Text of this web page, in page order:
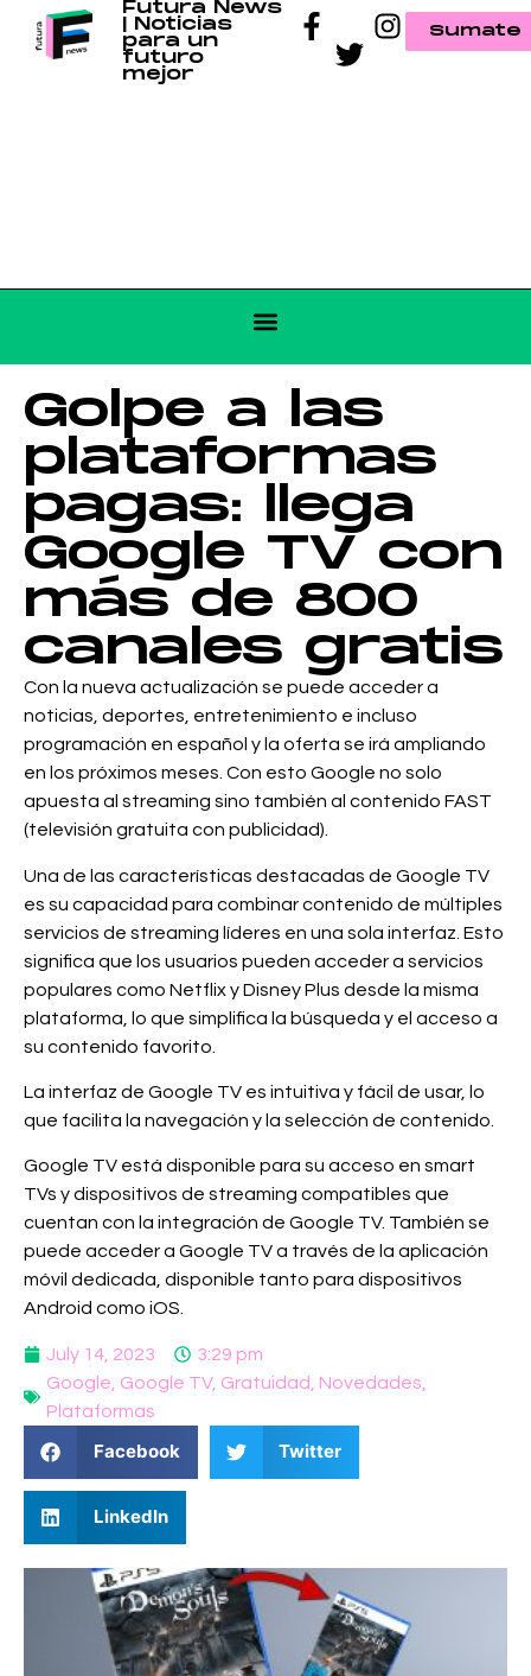
Futura News
| Noticias
para un
futuro
mejor
Sumate
Golpe a las
plataformas
pagas: llega
Google TV con
más de 800
canales gratis
Con la nueva actualización se puede acceder a
noticias, deportes, entretenimiento e incluso
programación en español y la oferta se irá ampliando
en los próximos meses. Con esto Google no solo
apuesta al streaming sino también al contenido FAST
(televisión gratuita con publicidad).
Una de las características destacadas de Google TV
es su capacidad para combinar contenido de múltiples
servicios de streaming líderes en una sola interfaz. Esto
significa que los usuarios pueden acceder a servicios
populares como Netflix y Disney Plus desde la misma
plataforma, lo que simplifica la búsqueda y el acceso a
su contenido favorito.
La interfaz de Google TV es intuitiva y fácil de usar, lo
que facilita la navegación y la selección de contenido.
Google TV está disponible para su acceso en smart
TVs y dispositivos de streaming compatibles que
cuentan con la integración de Google TV. También se
puede acceder a Google TV a través de la aplicación
móvil dedicada, disponible tanto para dispositivos
Android como iOS.
July 14, 2023
3:29 pm
Google Google TV, Gratuidad Novedades
Plataformas
Facebook Twitter
LinkedIn